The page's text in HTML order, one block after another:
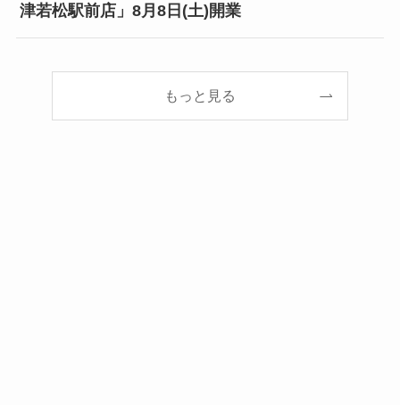
津若松駅前店」8月8日(土)開業
もっと見る